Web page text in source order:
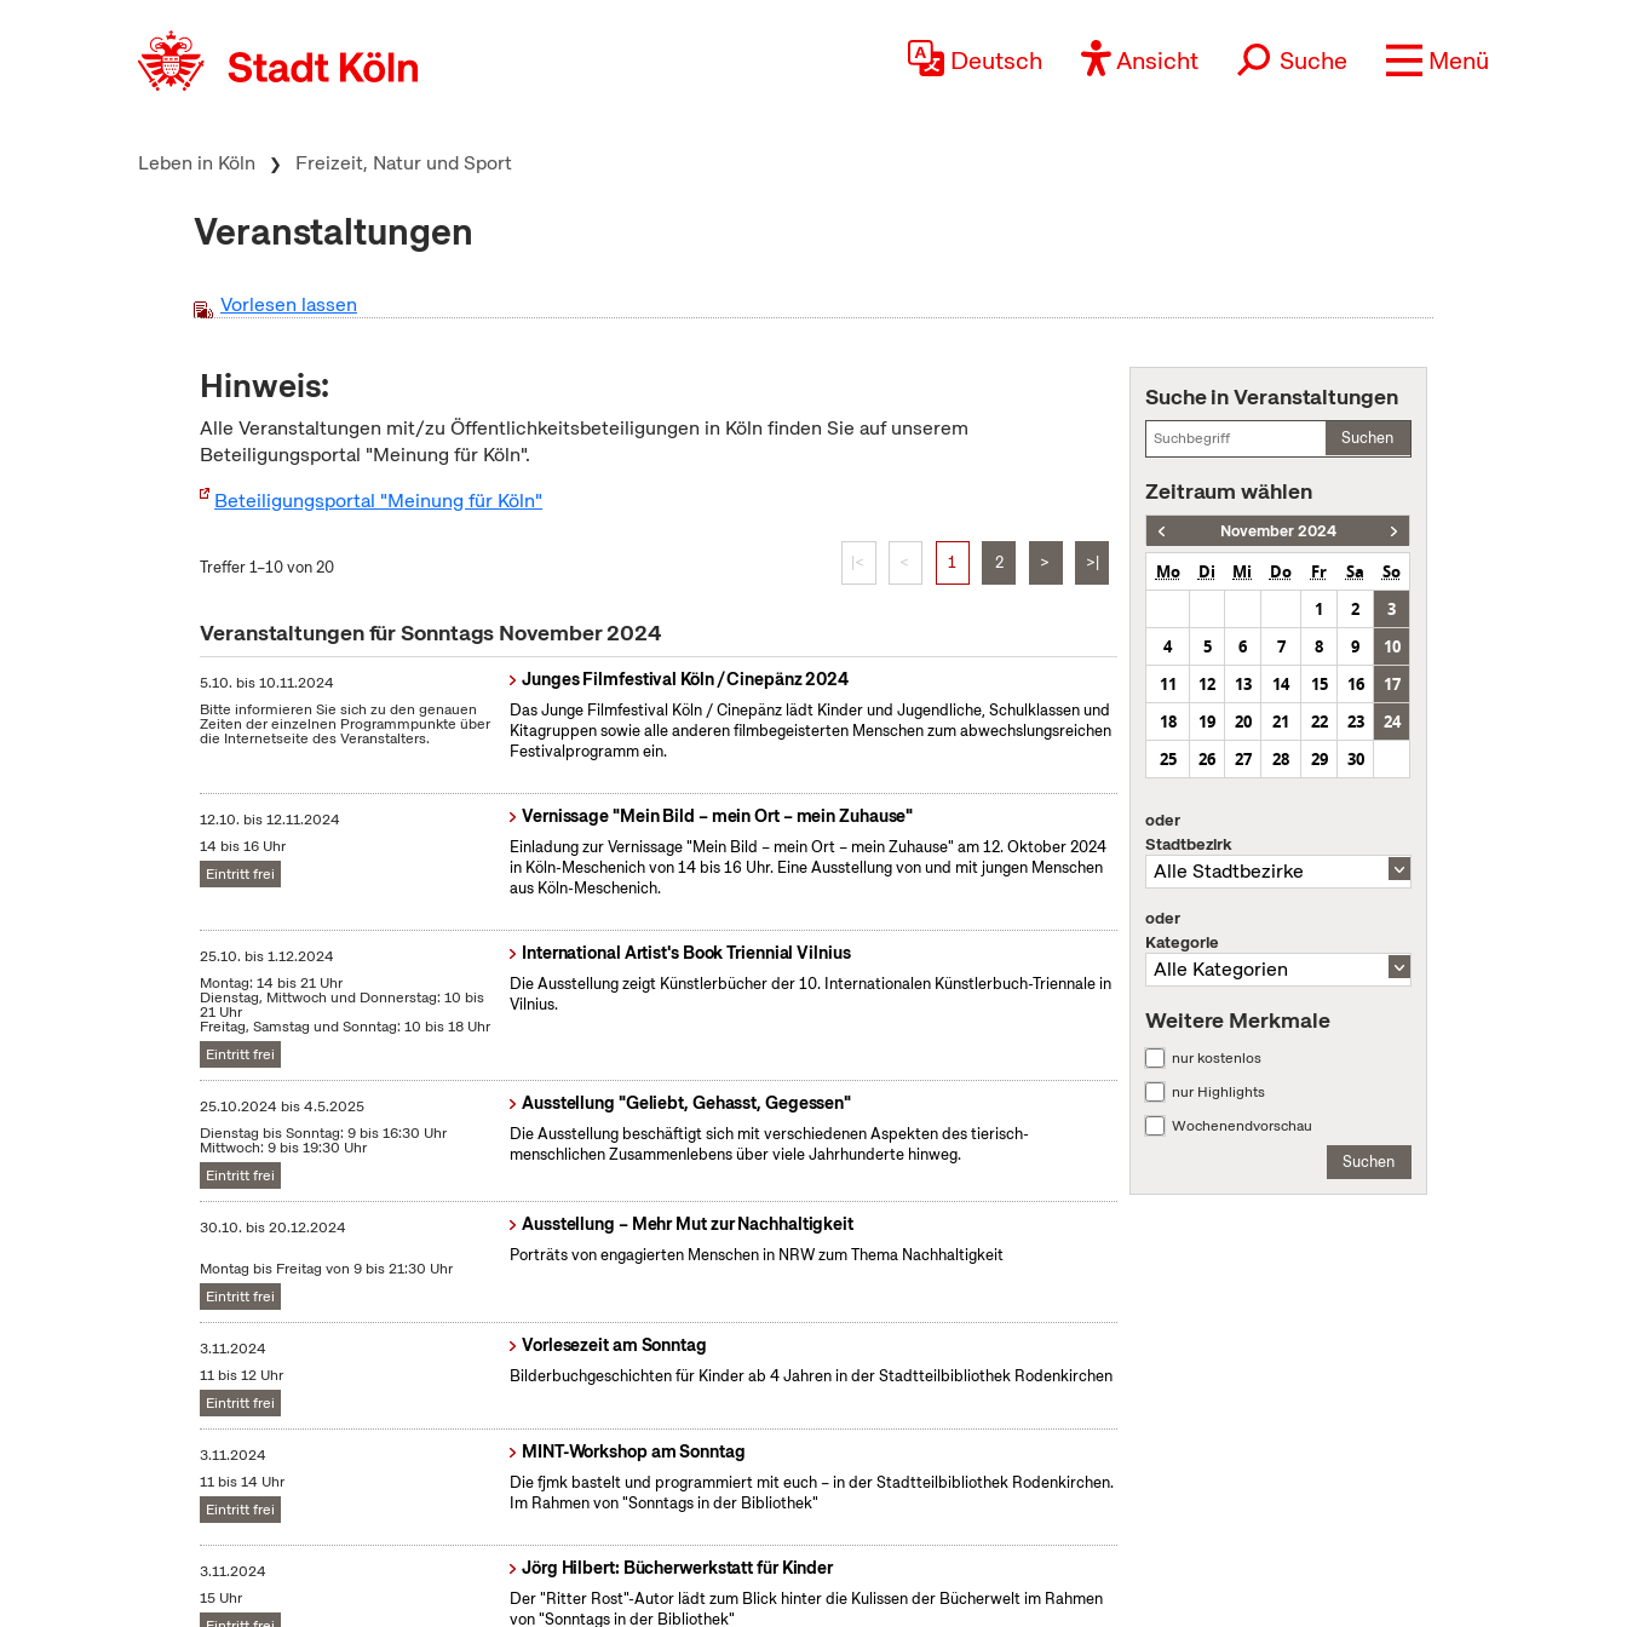
Deutsch Ansicht Suche Menü
Leben in Köln Freizeit, Natur und Sport
Veranstaltungen
Vorlesen lassen
Hinweis:
Alle Veranstaltungen mit/zu Öffentlichkeitsbeteiligungen in Köln finden Sie auf unserem
Beteiligungsportal "Meinung für Köln".
Beteiligungsportal "Meinung für Köln"
Treffer 1–10 von 20 |< < 1 2 > >|
Veranstaltungen für Sonntags November 2024
5.10. bis10.11.2024
Bitte informieren Sie sich zu den genauen
Zeiten der einzelnen Programmpunkte über
die Internetseite des Veranstalters.
Junges Filmfestival Köln / Cinepänz 2024
Das Junge Filmfestival Köln / Cinepänz lädt Kinder und Jugendliche, Schulklassen und
Kitagruppen sowie alle anderen filmbegeisterten Menschen zum abwechslungsreichen
Festivalprogramm ein.
12.10. bis12.11.2024
14 bis 16 Uhr
Eintritt frei
Vernissage "Mein Bild – mein Ort – mein Zuhause"
Einladung zur Vernissage "Mein Bild – mein Ort – mein Zuhause" am 12. Oktober 2024
in Köln-Meschenich von 14 bis 16 Uhr. Eine Ausstellung von und mit jungen Menschen
aus Köln-Meschenich.
25.10. bis1.12.2024
Montag: 14 bis 21 Uhr
Dienstag, Mittwoch und Donnerstag: 10 bis
21 Uhr
Freitag, Samstag und Sonntag: 10 bis 18 Uhr
Eintritt frei
International Artist's Book Triennial Vilnius
Die Ausstellung zeigt Künstlerbücher der 10. Internationalen Künstlerbuch-Triennale in
Vilnius.
25.10.2024 bis4.5.2025
Dienstag bis Sonntag: 9 bis 16:30 Uhr
Mittwoch: 9 bis 19:30 Uhr
Eintritt frei
Ausstellung "Geliebt, Gehasst, Gegessen"
Die Ausstellung beschäftigt sich mit verschiedenen Aspekten des tierisch-
menschlichen Zusammenlebens über viele Jahrhunderte hinweg.
30.10. bis20.12.2024
Montag bis Freitag von 9 bis 21:30 Uhr
Eintritt frei
Ausstellung – Mehr Mut zur Nachhaltigkeit
Porträts von engagierten Menschen in NRW zum Thema Nachhaltigkeit
3.11.2024
11 bis 12 Uhr
Eintritt frei
Vorlesezeit am Sonntag
Bilderbuchgeschichten für Kinder ab 4 Jahren in der Stadtteilbibliothek Rodenkirchen
3.11.2024
11 bis 14 Uhr
Eintritt frei
MINT-Workshop am Sonntag
Die fjmk bastelt und programmiert mit euch – in der Stadtteilbibliothek Rodenkirchen.
Im Rahmen von "Sonntags in der Bibliothek"
3.11.2024
15 Uhr
Jörg Hilbert: Bücherwerkstatt für Kinder
Der "Ritter Rost"-Autor lädt zum Blick hinter die Kulissen der Bücherwelt im Rahmen
von "Sonntags in der Bibliothek"
Suche in Veranstaltungen
Suchen
Zeitraum wählen
November 2024
Mo Di Mi Do Fr Sa
So
1
2
3
4
5 6 7 8 9
10
11
12 13 14 15 16
17
18
19 20 21 22 23
24
25
26 27 28 29 30
oder
Stadtbezirk
oder
Kategorie
Weitere Merkmale
nur kostenlos
nur Highlights
Wochenendvorschau
Suchen